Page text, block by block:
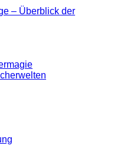
– Überblick der